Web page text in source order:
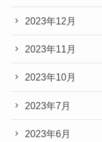
2023年12月
2023年11月
2023年10月
2023年7月
2023年6月